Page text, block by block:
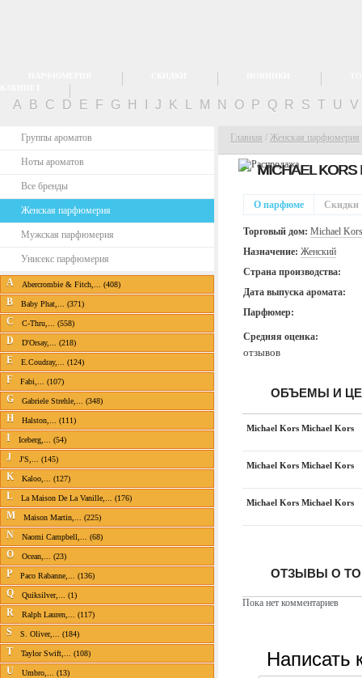
A B C D E F G H J K M N O P Q R S T U V
Группы ароматов
Ноты ароматов
Все бренды
Женская парфюмерия
Мужская парфюмерия
Унисекс парфюмерия
A Abercrombie & Fitch,... (408)
B Baby Phat,... (371)
C C-Thru,... (558)
D D'Orsay,... (218)
E E.Coudray,... (124)
F Fabi,... (107)
G Gabriele Strehle,... (348)
H Halston,... (111)
I Iceberg,... (54)
J J'S,... (145)
K Kaloo,... (127)
L La Maison De La Vanille,... (176)
M Maison Martin,... (225)
N Naomi Campbell,... (68)
O Ocean,... (23)
P Paco Rabanne,... (136)
Q Quiksilver,... (1)
R Ralph Lauren,... (117)
S S. Oliver,... (184)
T Taylor Swift,... (108)
U Umbro,... (13)
Главная / Женская парфюмерия
MICHAEL KORS
О парфюме
Торговый дом: Michael Kors
Назначение: Женский
Страна производства:
Дата выпуска аромата:
Парфюмер:
Средняя оценка:
отзывов
Скидки
ОБЪЕМЫ И
Michael Kors Michael Kors
Michael Kors Michael Kors
Michael Kors Michael Kors
ОТЗЫВЫ О
Пока нет комментариев
Написать